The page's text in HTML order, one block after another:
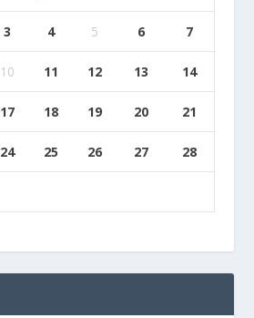
3 4 5 6 7
10 11 12 13 14
17 18 19 20 21
24 25 26 27 28